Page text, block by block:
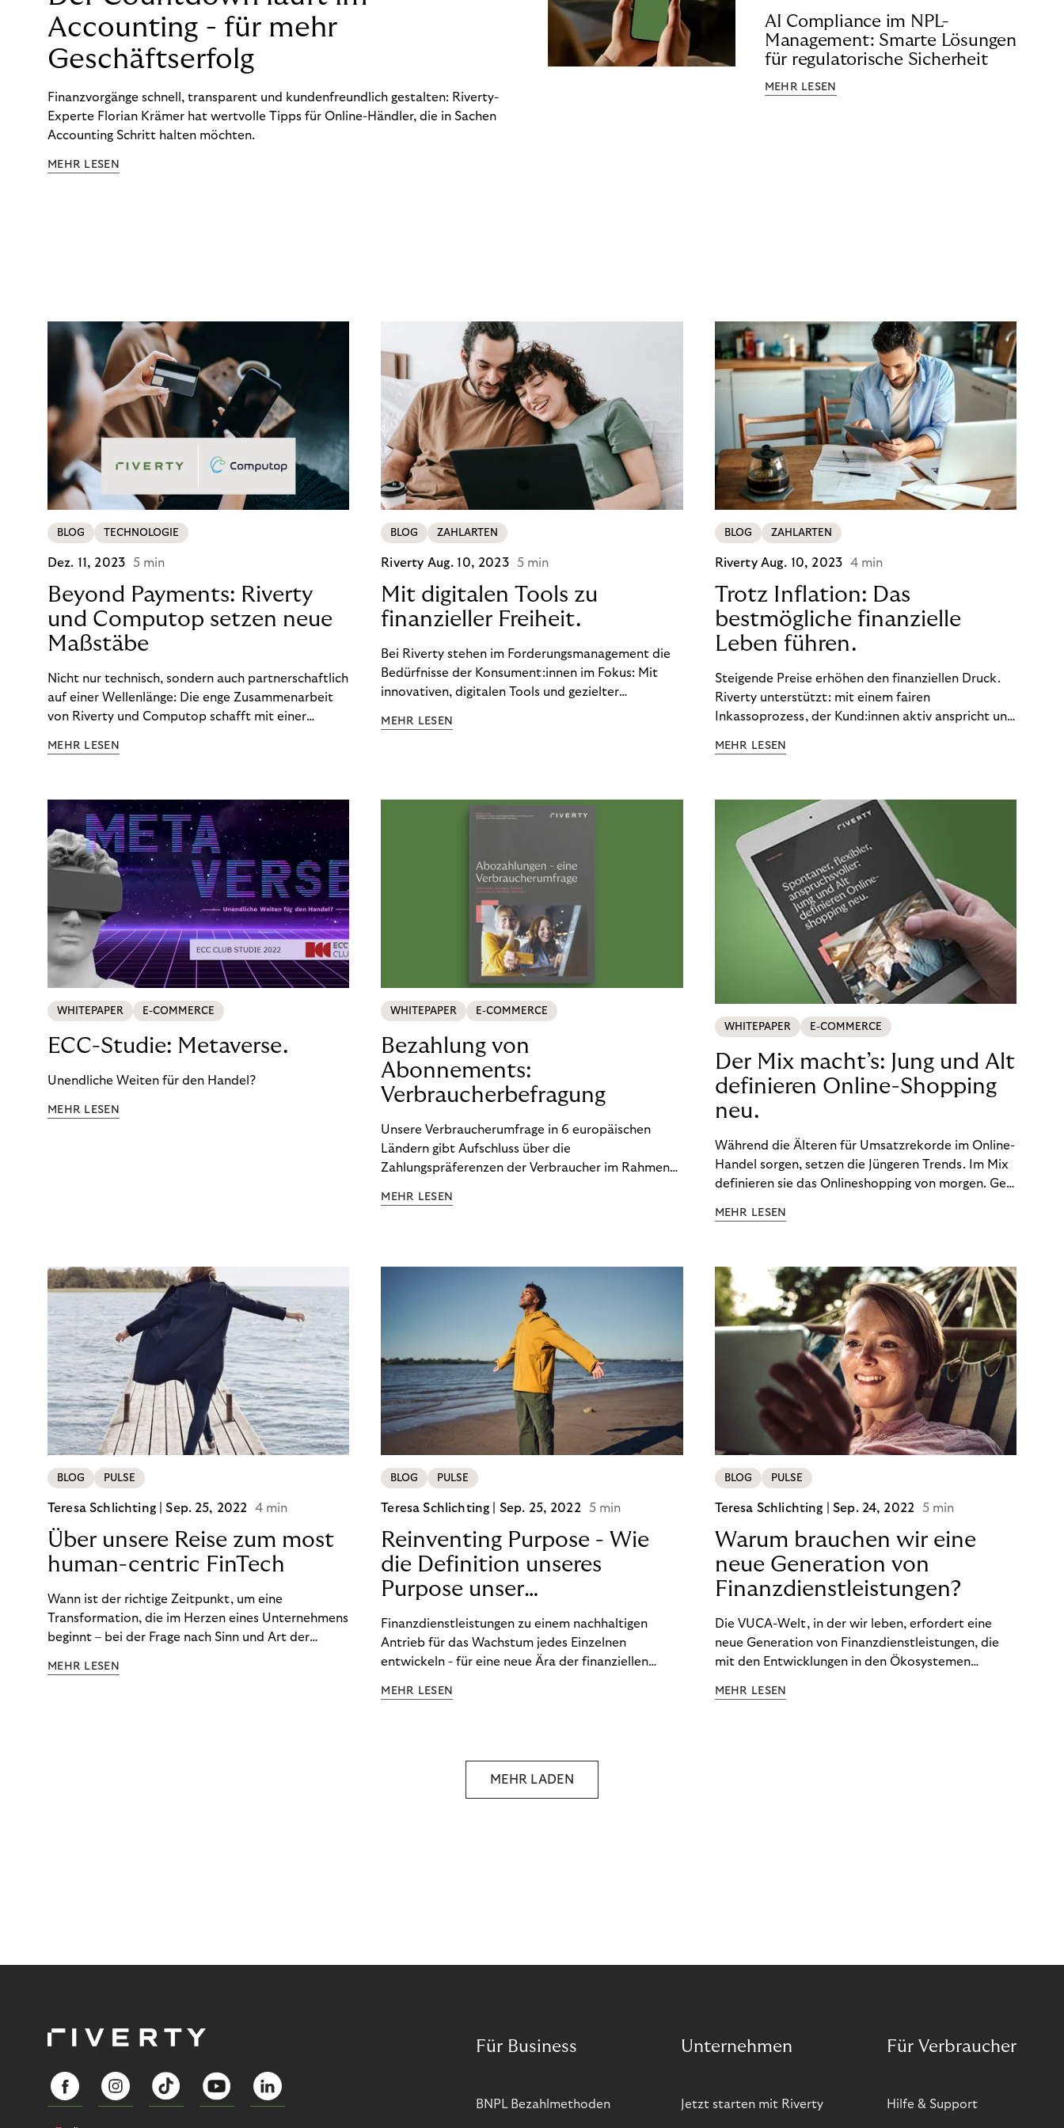
Accounting - für mehr
Geschäftserfolg
Finanzvorgänge schnell, transparent und kundenfreundlich gestalten: Riverty-
Experte Florian Krämer hat wertvolle Tipps für Online-Händler, die in Sachen
Accounting Schritt halten möchten.
MEHR LESEN
AI Compliance im NPL-
Management: Smarte Lösungen
für regulatorische Sicherheit
MEHR LESEN
BLOG TECHNOLOGIE
Dez. 11, 2023 5 min
Beyond Payments: Riverty
und Computop setzen neue
Maßstäbe
Nicht nur technisch, sondern auch partnerschaftlich
auf einer Wellenlänge: Die enge Zusammenarbeit
von Riverty und Computop schafft mit einer
Zahlungsabwicklung echte Mehrwerte für Händler.
MEHR LESEN
BLOG ZAHLARTEN
Riverty Aug. 10, 2023 5 min
Mit digitalen Tools zu
finanzieller Freiheit.
Bei Riverty stehen im Forderungsmanagement die
Bedürfnisse der Konsument:innen im Fokus: Mit
innovativen, digitalen Tools und gezielter
ein Leben in finanzieller Freiheit zu führen. So
MEHR LESEN
BLOG ZAHLARTEN
Riverty Aug. 10, 2023 4 min
Trotz Inflation: Das
bestmögliche finanzielle
Leben führen.
Steigende Preise erhöhen den finanziellen Druck.
Riverty unterstützt: mit einem fairen
Inkassoprozess, der Kund:innen aktiv anspricht und
Finanzbildung ermöglicht. So bleiben Menschen
Unternehmen.
MEHR LESEN
WHITEPAPER E-COMMERCE
ECC-Studie: Metaverse.
Unendliche Weiten für den Handel?
MEHR LESEN
WHITEPAPER E-COMMERCE
Bezahlung von
Abonnements:
Verbraucherbefragung
Unsere Verbraucherumfrage in 6 europäischen
Ländern gibt Aufschluss über die
Zahlungspräferenzen der Verbraucher im Rahmen
Ergebnisse, um zu erfahren, wie Sie
MEHR LESEN
WHITEPAPER E-COMMERCE
Der Mix macht’s: Jung und Alt
definieren Online-Shopping
neu.
Während die Älteren für Umsatzrekorde im Online-
Handel sorgen, setzen die Jüngeren Trends. Im Mix
definieren sie das Onlineshopping von morgen. Gen
gemeinsame Leidenschaft - allerdings
angeschaut.
MEHR LESEN
BLOG PULSE
Teresa Schlichting |Sep. 25, 2022 4 min
Über unsere Reise zum most
human-centric FinTech
Wann ist der richtige Zeitpunkt, um eine
Transformation, die im Herzen eines Unternehmens
beginnt – bei der Frage nach Sinn und Art der
kommuniziert man ein Ziel, das so ganzheitlich ist,
MEHR LESEN
BLOG PULSE
Teresa Schlichting | Sep. 25, 2022 5 min
Reinventing Purpose - Wie
die Definition unseres
Purpose unser
Transformation beeinflusst
hat!
Finanzdienstleistungen zu einem nachhaltigen
Antrieb für das Wachstum jedes Einzelnen
entwickeln - für eine neue Ära der finanziellen
Startpunkt unserer Transformation. Lesen Sie mehr
MEHR LESEN
BLOG PULSE
Teresa Schlichting |Sep. 24, 2022 5 min
Warum brauchen wir eine
neue Generation von
Finanzdienstleistungen?
Die VUCA-Welt, in der wir leben, erfordert eine
neue Generation von Finanzdienstleistungen, die
mit den Entwicklungen in den Ökosystemen
finanzielle Situation jedes Einzelnen zugeschnitten
MEHR LESEN
MEHR LADEN
Für Business
BNPL Bezahlmethoden
Unternehmen
Jetzt starten mit Riverty
Für Verbraucher
Hilfe & Support